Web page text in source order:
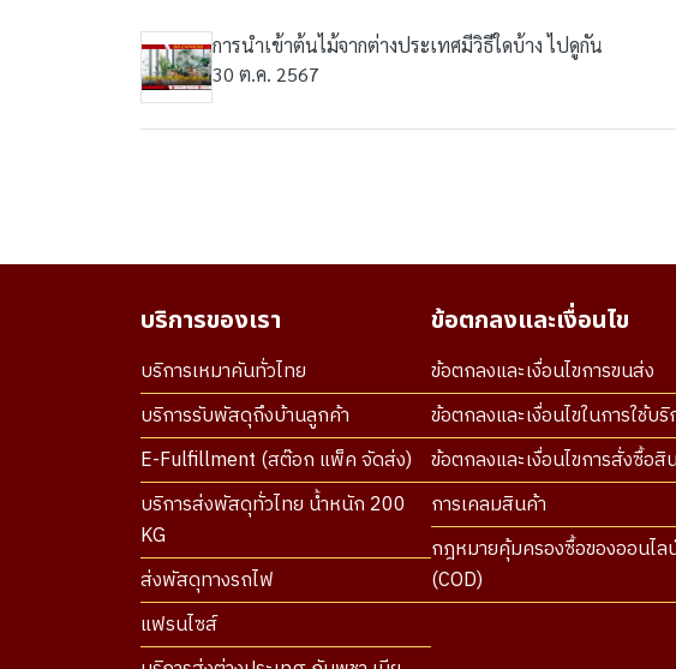
การนำเข้าต้นไม้จากต่างประเทศมีวิธีใดบ้าง ไปดูกัน
30 ต.ค. 2567
บริการของเรา
บริการเหมาคันทั่วไทย
บริการรับพัสดุถึงบ้านลูกค้า
E-Fulfillment (สต๊อก แพ็ค จัดส่ง)
บริการส่งพัสดุทั่วไทย น้ำหนัก 200
KG
ส่งพัสดุทางรถไฟ
แฟรนไซส์
ข้อตกลงและเงื่อนไข
ข้อตกลงและเงื่อนไขการขนส่ง
ข้อตกลงและเงื่อนไขในการใช้บ
ข้อตกลงและเงื่อนไขการสั่งซื้อสิ
การเคลมสินค้า
กฎหมายคุ้มครองซื้อของออนไล
(COD)